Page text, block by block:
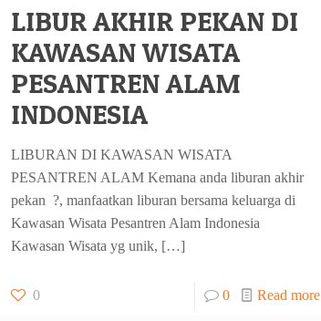
LIBUR AKHIR PEKAN DI
KAWASAN WISATA
PESANTREN ALAM
INDONESIA
LIBURAN DI KAWASAN WISATA
PESANTREN ALAM Kemana anda liburan akhir
pekan ?, manfaatkan liburan bersama keluarga di
Kawasan Wisata Pesantren Alam Indonesia
Kawasan Wisata yg unik, […]
0 0 Read more